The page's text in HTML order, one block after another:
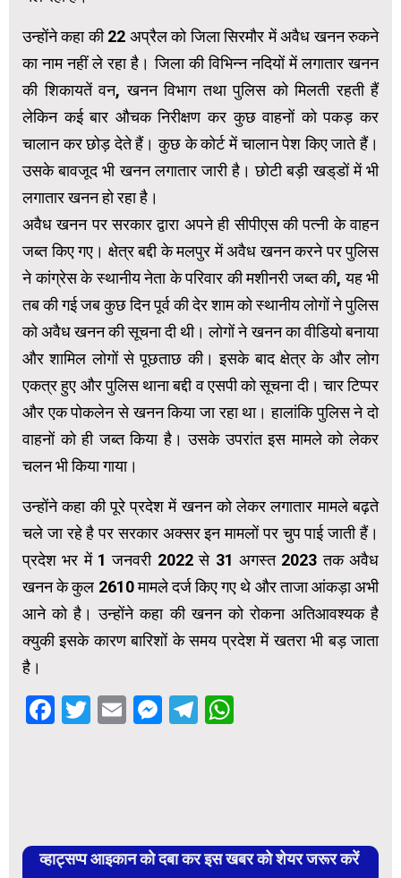
उन्होंने कहा की 22 अप्रैल को जिला सिरमौर में अवैध खनन रुकने
का नाम नहीं ले रहा है। जिला की विभिन्न नदियों में लगातार खनन
की शिकायतें वन, खनन विभाग तथा पुलिस को मिलती रहती हैं
लेकिन कई बार औचक निरीक्षण कर कुछ वाहनों को पकड़ कर
चालान कर छोड़ देते हैं। कुछ के कोर्ट में चालान पेश किए जाते हैं।
उसके बावजूद भी खनन लगातार जारी है। छोटी बड़ी खड्‌डों में भी
लगातार खनन हो रहा है।
अवैध खनन पर सरकार द्वारा अपने ही सीपीएस की पत्नी के वाहन
जब्त किए गए। क्षेत्र बद्दी के मलपुर में अवैध खनन करने पर पुलिस
ने कांग्रेस के स्थानीय नेता के परिवार की मशीनरी जब्त की, यह भी
तब की गई जब कुछ दिन पूर्व की देर शाम को स्थानीय लोगों ने पुलिस
को अवैध खनन की सूचना दी थी। लोगों ने खनन का वीडियो बनाया
और शामिल लोगों से पूछताछ की। इसके बाद क्षेत्र के और लोग
एकत्र हुए और पुलिस थाना बद्दी व एसपी को सूचना दी। चार टिप्पर
और एक पोकलेन से खनन किया जा रहा था। हालांकि पुलिस ने दो
वाहनों को ही जब्त किया है। उसके उपरांत इस मामले को लेकर
चलन भी किया गाया।
उन्होंने कहा की पूरे प्रदेश में खनन को लेकर लगातार मामले बढ़ते
चले जा रहे है पर सरकार अक्सर इन मामलों पर चुप पाई जाती हैं।
प्रदेश भर में 1 जनवरी 2022 से 31 अगस्त 2023 तक अवैध
खनन के कुल 2610 मामले दर्ज किए गए थे और ताजा आंकड़ा अभी
आने को है। उन्होंने कहा की खनन को रोकना अतिआवश्यक है
क्युकी इसके कारण बारिशों के समय प्रदेश में खतरा भी बड़ जाता
है।
Facebook
Twitter
EmailMessenger
Telegram
व्हाट्सप्प आइकान को दबा कर इस खबर को शेयर जरूर करें